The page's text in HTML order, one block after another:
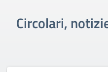
Circolari,